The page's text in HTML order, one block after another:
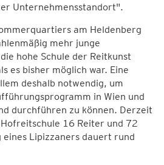
Unternehmensstandort".
am Heldenberg
mehr junge
hohe Schule der Reitkunst
es bisher möglich war. Eine
deshalb notwendig, um
in Wien und
durchführen zu können. Derzeit
16 Reiter und 72
Lipizzaners dauert rund